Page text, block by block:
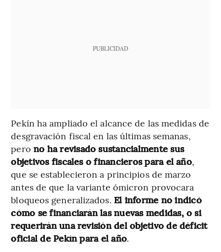
PUBLICIDAD
Pekín ha ampliado el alcance de las medidas de
desgravación fiscal en las últimas semanas,
pero no ha revisado sustancialmente sus
objetivos fiscales o financieros para el año,
que se establecieron a principios de marzo
antes de que la variante ómicron provocara
bloqueos generalizados.El informe no indicó
cómo se financiarán las nuevas medidas, o si
requerirán una revisión del objetivo de déficit
oficial de Pekín para el año.